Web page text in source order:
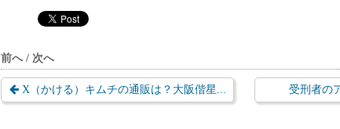
前へ / 次へ
X（かける）キムチの通販は？大阪偕星... 受刑者の